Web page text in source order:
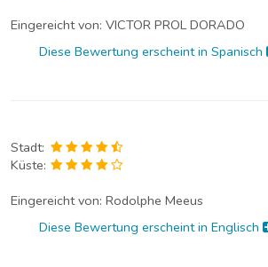
Eingereicht von: VICTOR PROL DORADO
Diese Bewertung erscheint in Spanisch
Stadt:
Küste:
Eingereicht von: Rodolphe Meeus
Diese Bewertung erscheint in Englisch